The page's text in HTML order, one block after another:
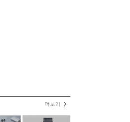
더보기